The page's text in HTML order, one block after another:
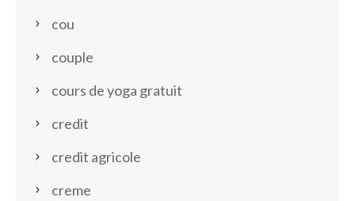
cou
couple
cours de yoga gratuit
credit
credit agricole
creme